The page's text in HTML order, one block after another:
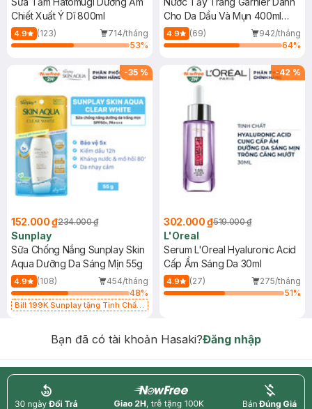
Chiết Xuất Ý Dĩ 800ml
4.9 (123)
714/tháng
53%
Cho Da Dầu Và Mụn 400ml
(Mới)
4.9 (69)
942/tháng
64%
-35 %
152.000 ₫234.000 ₫
Sunplay
Sữa Chống Nắng Sunplay Skin
Aqua Dưỡng Da Sáng Mịn 55g
4.9 (108)
454/tháng
48%
Bill 199K Sunplay tặng Tinh Chất
-42 %
302.000 ₫519.000 ₫
L'Oreal
Serum L'Oreal Hyaluronic Acid
Cấp Ẩm Sáng Da 30ml
4.9 (27)
275/tháng
51%
Bạn đã có tài khoản Hasaki?Đăng nhập